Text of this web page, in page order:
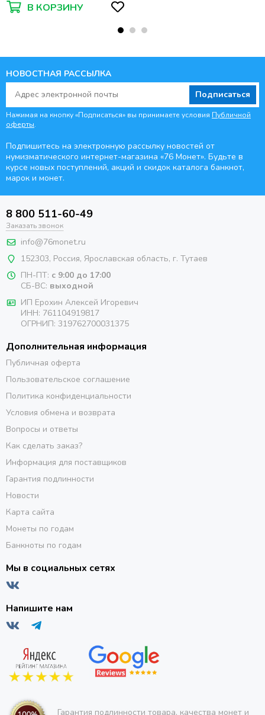
В КОРЗИНУ
НОВОСТНАЯ РАССЫЛКА
Подписаться
Нажимая на кнопку «Подписаться» вы принимаете условия Публичной
оферты.
Подпишитесь на электронную рассылку новостей от
нумизматического интернет-магазина «76 Монет». Будьте в
курсе новых поступлений, акций и скидок каталога банкнот,
марок и монет.
8 800 511-60-49
Заказать звонок
info@76monet.ru
152303, Россия, Ярославская область, г. Тутаев
ПН-ПТ: с 9:00 до 17:00
СБ-ВС: выходной
ИП Ерохин Алексей Игоревич
ИНН: 761104919817
ОГРНИП: 319762700031375
Дополнительная информация
Публичная оферта
Пользовательское соглашение
Политика конфиденциальности
Условия обмена и возврата
Вопросы и ответы
Как сделать заказ?
Информация для поставщиков
Гарантия подлинности
Новости
Карта сайта
Монеты по годам
Банкноты по годам
Мы в социальных сетях
Напишите нам
Гарантия подлинности товара, качества монет и